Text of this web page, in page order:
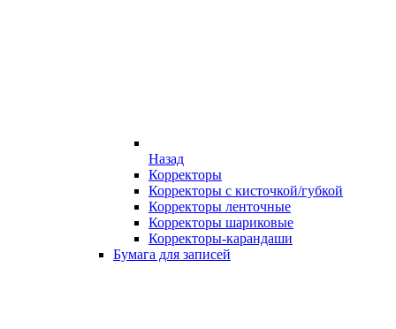
Назад
Корректоры
Корректоры с кисточкой/губкой
Корректоры ленточные
Корректоры шариковые
Корректоры-карандаши
Бумага для записей